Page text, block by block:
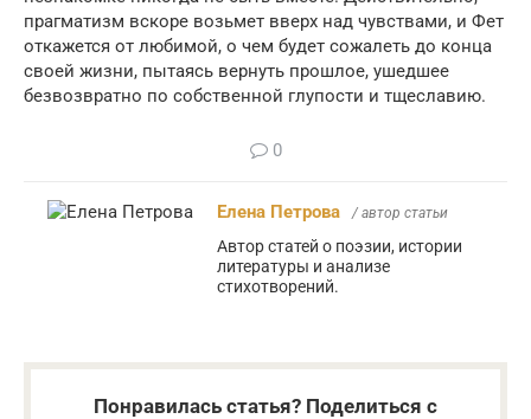
прагматизм вскоре возьмет вверх над чувствами, и Фет
откажется от любимой, о чем будет сожалеть до конца
своей жизни, пытаясь вернуть прошлое, ушедшее
безвозвратно по собственной глупости и тщеславию.
0
Елена Петрова / автор статьи
Автор статей о поэзии, истории
литературы и анализе
стихотворений.
Понравилась статья? Поделиться с